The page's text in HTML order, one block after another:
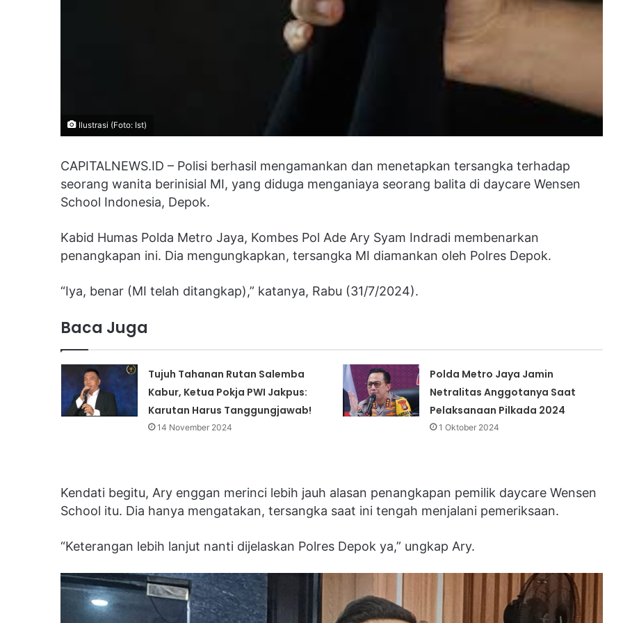
Ilustrasi (Foto: Ist)
CAPITALNEWS.ID – Polisi berhasil mengamankan dan menetapkan tersangka terhadap
seorang wanita berinisial MI, yang diduga menganiaya seorang balita di daycare Wensen
School Indonesia, Depok.
Kabid Humas Polda Metro Jaya, Kombes Pol Ade Ary Syam Indradi membenarkan
penangkapan ini. Dia mengungkapkan, tersangka MI diamankan oleh Polres Depok.
“Iya, benar (MI telah ditangkap),” katanya, Rabu (31/7/2024).
Baca Juga
Tujuh Tahanan Rutan Salemba
Kabur, Ketua Pokja PWI Jakpus:
Karutan Harus Tanggungjawab!
14 November 2024
Polda Metro Jaya Jamin
Netralitas Anggotanya Saat
Pelaksanaan Pilkada 2024
1 Oktober 2024
Kendati begitu, Ary enggan merinci lebih jauh alasan penangkapan pemilik daycare Wensen
School itu. Dia hanya mengatakan, tersangka saat ini tengah menjalani pemeriksaan.
“Keterangan lebih lanjut nanti dijelaskan Polres Depok ya,” ungkap Ary.